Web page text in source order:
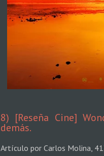
8) [Reseña Cine]
demás.
Artículo por Carlos Molina,